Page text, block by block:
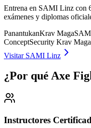
Entrena en SAMI Linz con
exámenes y diplomas
PanantukanKrav Maga
ConceptSecurity Krav Maga
Visitar SAMI Linz
¿Por qué Axe
Instructores